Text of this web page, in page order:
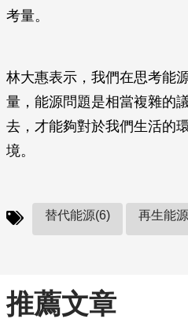
考量。
林大惠表示，我們在思考能
量，能源問題是相當複雜的
去，才能夠對於我們生活的
境。
替代能源(6) 再生能
推薦文章